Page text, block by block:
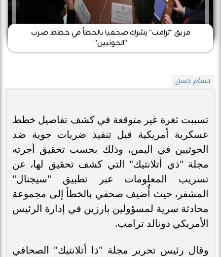
فريق ”ترامب” يشرك صحفيا بالخطأ في خطط ضـرب
”الحوثيين”
حسام حسن
تسببت ثغرة غير متوقعة في كشف تفاصيل خطط
عسكرية أمريكية قبل تنفيذ ضربات جوية ضد
الحوثيين في اليمن، وذلك بحسب تحقيق أجرته
مجلة "ذي أتلانتيك" التي كشف تحقيق لها، عن
تسريب المعلومات عبر تطبيق "سيجنال"
المشفر، حيث أُضيف صحفي بالخطأ إلى مجموعة
محادثة سرية لمسؤولين بارزين في إدارة الرئيس
الأمريكي دونالد ترامب.
وقال رئيس تحرير مجلة "ذا أتلانتيك" الصحافي